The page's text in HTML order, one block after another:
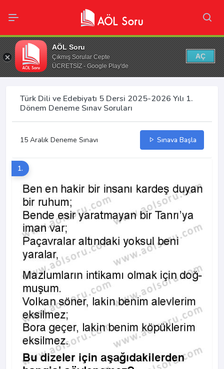
AÖL Soru
Çıkmış Sorular Cepte
ÜCRETSİZ - Google Play'de
AÇ
Türk Dili ve Edebiyatı 5 Dersi 2025-2026 Yılı 1.
Dönem Deneme Sınav Soruları
15 Aralık Deneme Sınavı Sınava Başla
1.